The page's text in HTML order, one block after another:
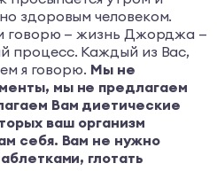
здоровым человеком.
говорю — жизнь Джорджа —
процесс. Каждый из Вас,
я говорю. Мы не
мы не предлагаем
Вам диетические
ваш организм
себя. Вам не нужно
глотать